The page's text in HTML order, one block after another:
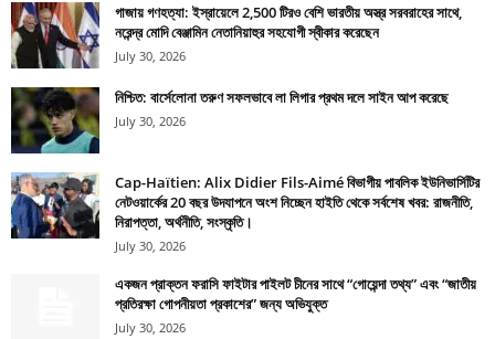
গাজায় গণহত্যা: ইস্রায়েলে 2,500 টিরও বেশি ভারতীয় অস্ত্র সরবরাহের সাথে,
নরেন্দ্র মোদি বেঞ্জামিন নেতানিয়াহুর সহযোগী স্বীকার করেছেন
July 30, 2026
নিশ্চিত: বার্সেলোনা তরুণ সফলভাবে লা লিগার প্রথম দলে সাইন আপ করেছে
July 30, 2026
Cap-Haïtien: Alix Didier Fils-Aimé বিভাগীয় পাবলিক ইউনিভার্সিটির
নেটওয়ার্কের 20 বছর উদযাপনে অংশ নিচ্ছেন হাইতি থেকে সর্বশেষ খবর: রাজনীতি,
নিরাপত্তা, অর্থনীতি, সংস্কৃতি।
July 30, 2026
একজন প্রাক্তন ফরাসি ফাইটার পাইলট চীনের সাথে “গোয়েন্দা তথ্য” এবং “জাতীয়
প্রতিরক্ষা গোপনীয়তা প্রকাশের” জন্য অভিযুক্ত
July 30, 2026